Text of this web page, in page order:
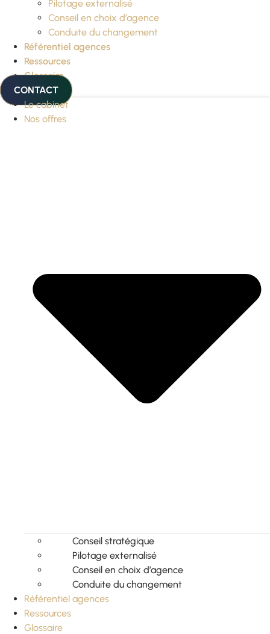
Pilotage externalisé
Conseil en choix d’agence
Conduite du changement
Référentiel agences
Ressources
Glossaire
CONTACT
Le cabinet
Nos offres
Conseil stratégique
Pilotage externalisé
Conseil en choix d’agence
Conduite du changement
Référentiel agences
Ressources
Glossaire